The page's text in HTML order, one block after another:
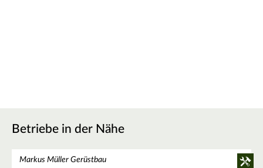
Betriebe in der Nähe
Markus Müller Gerüstbau